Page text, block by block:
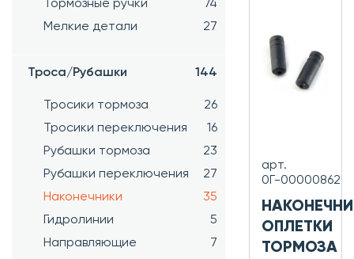
Тормозные ручки
74
Мелкие детали
27
Троса/Рубашки 144
Тросики тормоза
26
Тросики переключения
16
Рубашки тормоза
23
Рубашки переключения
27
Наконечники
35
Гидролинии
5
Направляющие
7
арт.
0Г-00000862
ОПЛЕТКИ
ТОРМОЗА